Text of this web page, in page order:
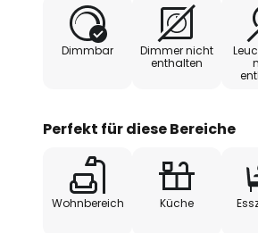
für den
Raumhöhe
Dimmbar
Dimmer nicht
enthalten
Perfekt für diese Bereiche
Wohnbereich Küche